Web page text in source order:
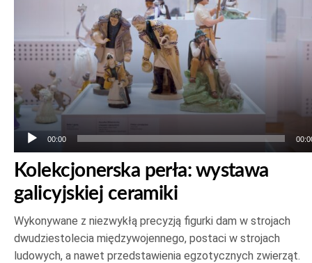
00:00
Kolekcjonerska perła: wystawa
galicyjskiej ceramiki
Wykonywane z niezwykłą precyzją figurki dam w strojach
dwudziestolecia międzywojennego, postaci w strojach
ludowych, a nawet przedstawienia egzotycznych zwierząt.